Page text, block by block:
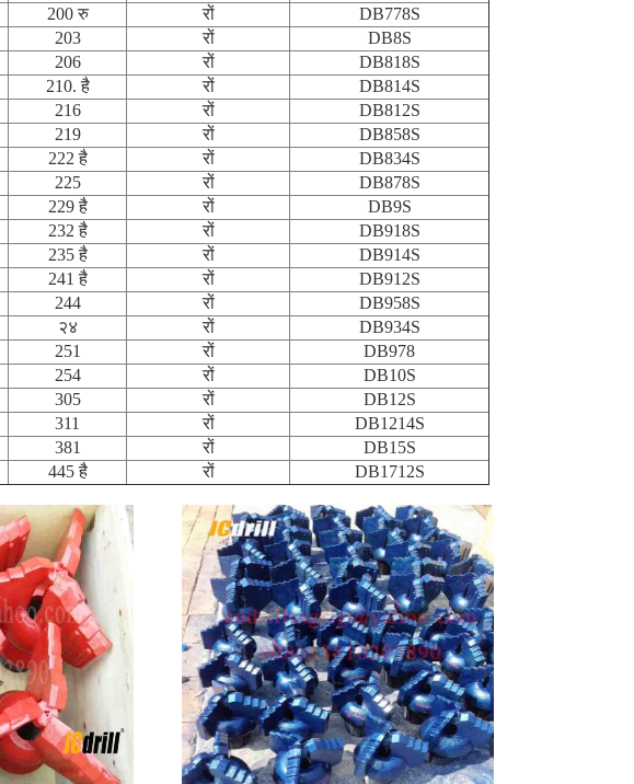
200 रु रों
DB778S
203 रों
DB8S
206 रों
DB818S
210. है रों
DB814S
216 रों
DB812S
219 रों
DB858S
222 है रों
DB834S
225 रों
DB878S
229 है रों
DB9S
232 है रों
DB918S
235 है रों
DB914S
241 है रों
DB912S
244 रों
DB958S
२४ रों
DB934S
251 रों
DB978
254 रों
DB10S
305 रों
DB12S
311 रों
DB1214S
381 रों
DB15S
445 है रों
DB1712S